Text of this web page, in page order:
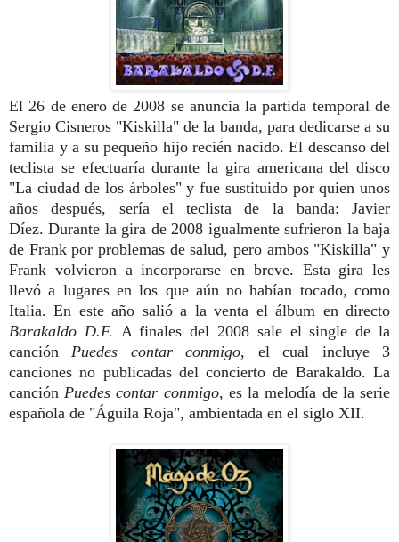
El 26 de enero de 2008 se anuncia la partida temporal de
Sergio Cisneros "Kiskilla" de la banda, para dedicarse a su
familia y a su pequeño hijo recién nacido. El descanso del
teclista se efectuaría durante la gira americana del disco
"La ciudad de los árboles" y fue sustituido por quien unos
años después, sería el teclista de la banda: Javier
Díez. Durante la gira de 2008 igualmente sufrieron la baja
de Frank por problemas de salud, pero ambos "Kiskilla" y
Frank volvieron a incorporarse en breve. Esta gira les
llevó a lugares en los que aún no habían tocado, como
Italia. En este año salió a la venta el álbum en directo
Barakaldo D.F. A finales del 2008 sale el single de la
canciónPuedes contar conmigo, el cual incluye 3
canciones no publicadas del concierto de Barakaldo. La
canciónPuedes contar conmigo, es la melodía de la serie
española de "Águila Roja", ambientada en el siglo XII.